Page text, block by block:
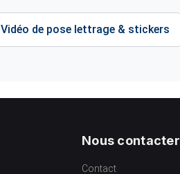
Vidéo de pose lettrage & stickers
Nous contacter
Contact